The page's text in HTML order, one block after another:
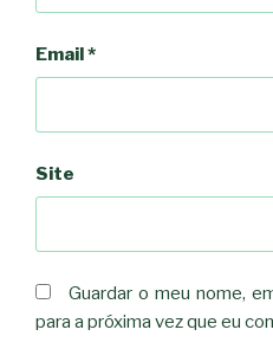
Email*
Site
Guardar o meu nome,
para a próxima vez que eu